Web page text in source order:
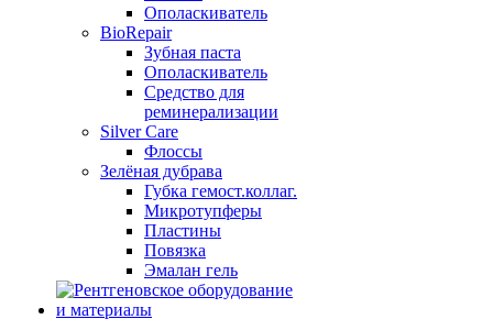
Ополаскиватель
BioRepair
Зубная паста
Ополаскиватель
Средство для
реминерализации
Silver Care
Флоссы
Зелёная дубрава
Губка гемост.коллаг.
Микротупферы
Пластины
Повязка
Эмалан гель